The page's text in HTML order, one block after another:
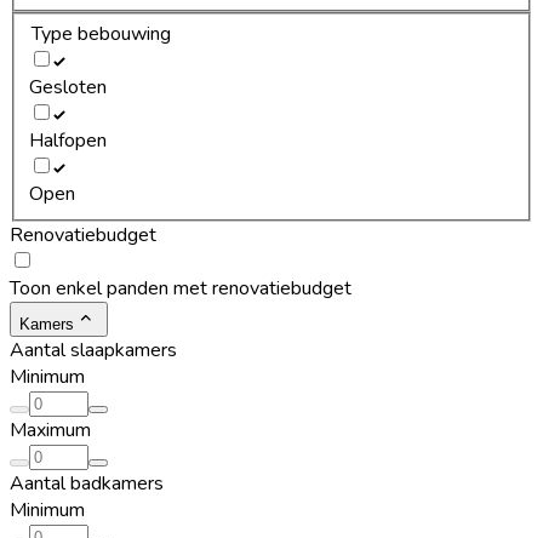
Type bebouwing
Gesloten
Halfopen
Open
Renovatiebudget
Toon enkel panden met renovatiebudget
Kamers
Aantal slaapkamers
Minimum
Maximum
Aantal badkamers
Minimum